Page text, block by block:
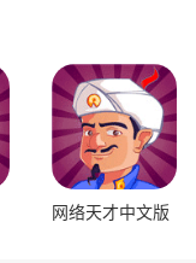
网络天才中文版